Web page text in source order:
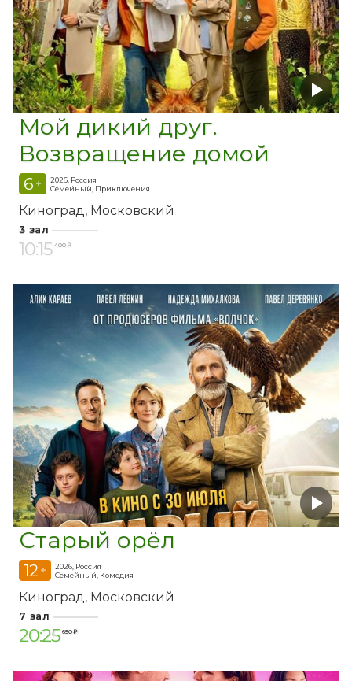
Мой дикий друг.
Возвращение домой
6 +
2026, Россия
Семейный, Приключения
Киноград Московский
3 зал
10:15 400 ₽
Старый орёл
12 +
2026, Россия
Семейный, Комедия
Киноград Московский
7 зал
20:25 650 ₽